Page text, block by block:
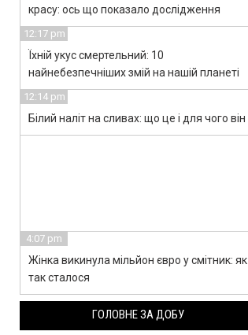
красу: ось що показало дослідження
12:17 pm
Їхній укус смертельний: 10
найнебезпечніших змій на нашій планеті
12:14 pm
Білий наліт на сливах: що це і для чого він
4:07 pm
Жінка викинула мільйон євро у смітник: як
так сталося
ГОЛОВНЕ ЗА ДОБУ